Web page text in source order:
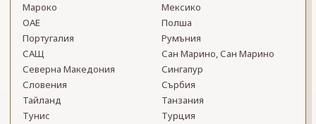
Мароко
Мексико
ОАЕ
Полша
Португалия
Румъния
САЩ
Сан Марино, Сан Марино
Северна Македония
Сингапур
Словения
Сърбия
Тайланд
Танзания
Тунис
Турция